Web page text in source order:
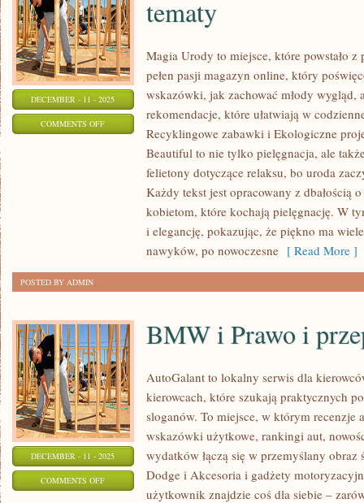
DECEMBER - 11 - 2025
COMMENTS OFFON
tematy
Magia Urody to miejsce, które powstało
pełen pasji magazyn online, który
wskazówki, jak zachować młody wygląd,
rekomendacje, które ułatwiają w
Recyklingowe zabawki i Ekologiczne
Beautiful to nie tylko pielęgnacja, ale
felietony dotyczące relaksu, bo uroda
Każdy tekst jest opracowany z dbałością
kobietom, które kochają pielęgnację. W
i elegancję, pokazując, że piękno ma
nawyków, po nowoczesne [ Read More ]
POSTED BY ADMIN
DECEMBER - 11 - 2025
COMMENTS OFFON
BMW i Prawo i
AutoGalant to lokalny serwis dla
kierowcach, które szukają praktycznych
sloganów. To miejsce, w którym recenzje
wskazówki użytkowe, rankingi aut,
wydatków łączą się w przemyślany
Dodge i Akcesoria i gadżety
użytkownik znajdzie coś dla siebie –